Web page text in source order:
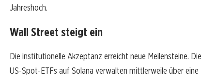
Jahreshoch.
Wall Street steigt ein
Die institutionelle Akzeptanz erreicht neue Meilensteine. Die
US-Spot-ETFs auf Solana verwalten mittlerweile über eine